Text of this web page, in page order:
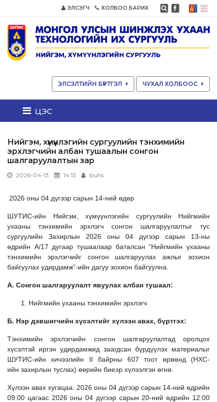
ЭЛСЭГЧ ХОЛБОО БАРИХ
ЭЛСЭЛТИЙН БҮРТГЭЛ ЧУХАЛ ХОЛБООС
цэс
Нийгэм, хүмүүнлэгийн сургуулийн тэнхимийн
эрхлэгчийн албан тушаалын сонгон
шалгаруулалтын зар
2026-04-13 14:13 buhs
2026 оны 04 дүгээр сарын 14-ний өдөр
ШУТИС-ийн Нийгэм, хүмүүнлэгийн сургуулийн Нийгмийн
ухааны тэнхимийн эрхлэгч сонгон шалгаруулалтыг тус
сургуулийн Захирлын 2026 оны 04 дүгээр сарын 13-ны
өдрийн А/17 дугаар тушаалаар баталсан “Нийгмийн ухааны
тэнхимийн эрхлэгчийг сонгон шалгаруулах ажлыг зохион
байгуулах удирдамж”-ийн дагуу зохион байгуулна.
А. Сонгон шалгаруулалт явуулах албан тушаал:
1. Нийгмийн ухааны тэнхимийн эрхлэгч
Б. Нэр дэвшигчийн хүсэлтийг хүлээн авах, бүртгэх:
Тэнхимийн эрхлэгчийн сонгон шалгаруулалтад оролцох
хүсэлтэй иргэн удирдамжид заагдсан бүрдүүлэх материалыг
ШУТИС-ийн хичээлийн
II байрны 607 тоот өрөөнд (НХС-
ийн захирлын туслах) өөрийн биеэр хүлээлгэн өгнө.
Хүлээн авах хугацаа: 2026 оны 04 дүгээр сарын 14-ний өдрийн
09:00 цагаас 2026 оны 04 дүгээр сарын 20-ний өдрийн 12:00